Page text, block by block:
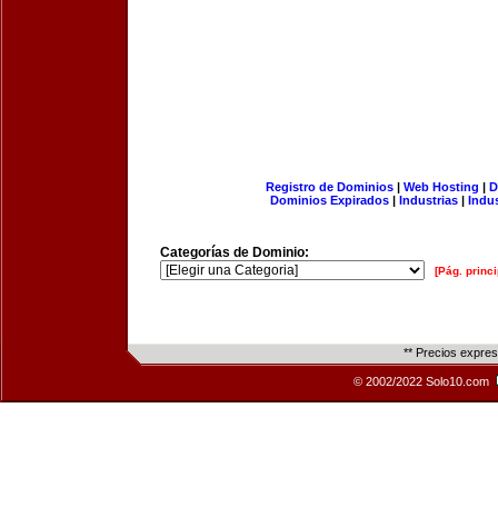
Registro de Dominios| Web Hosting |
Dominios Expirados | Industrias |
Categorías de Dominio:
[Pág.
** Precios
© 2002/2022 Solo10.com